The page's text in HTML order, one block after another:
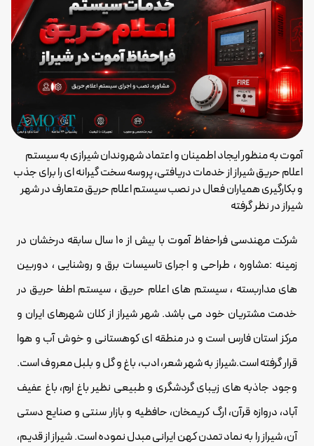
آموت به منظور ایجاد اطمینان و اعتماد شهروندان شیرازی به سیستم
اعلام حریق شیراز از خدمات دریافتی، پروسه سخت گیرانه ای را برای جذب
و بکارگیری همیاران فعال در نصب سیستم اعلام حریق متعارف در شهر
شیراز در نظر گرفته
شرکت مهندسی فراحفاظ آموت با بیش از 10 سال سابقه درخشان در
زمینه :مشاوره ، طراحی و اجرای تاسیسات برق و روشنایی ، دوربین
های مداربسته ، سیستم های اعلام حریق ، سیستم اطفا حریق در
خدمت مشتریان خود می باشد. شهر شیراز از کلان شهرهای ایران و
مرکز استان فارس است و در منطقه ای کوهستانی و خوش آب و هوا
قرار گرفته است.شیراز به شهر شعر، ادب، باغ و گل و بلبل معروف است.
وجود جاذبه های زیبای گردشگری و طبیعی نظیر باغ ارم، باغ عفیف
آباد، دروازه قرآن، ارگ کریمخان، حافظیه و بازار سنتی و صنایع دستی
آن، شیراز را به نماد تمدن کهن ایرانی مبدل نموده است. شیراز از قدیم،